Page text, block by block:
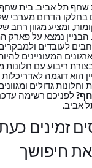
תל אביב. בית שחף
בחלקו הדרום מערבי
אביב. הבניין בן 6 קומות, ומציע
הבניין נמצא על פארק
לעובדים
המעוניינים
ריבוע עם חלונות
הוא דוגמה לאדריכלות
גדולים
לפניכם רשימה
אביב.
זמינים
את חיפושך